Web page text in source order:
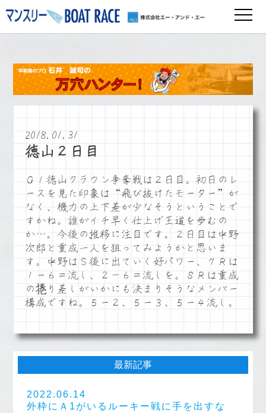
2018.01.31
徳山２日目
Ｇ１徳山クラウン争奪戦は２日目。初日のレ
ースを見た印象は“飛び抜けたモーター”が
なく、機力の上下差が少なそうということで
すかね。誰がイチ早く仕上げ王道を歩むの
か…。今後の推移に注目です。２日目は中野
次郎と重成一人を狙ってみようかと思いま
す。中野はＳ後に出ていく好パワー、７Ｒは
１ー６＝流し、２－６＝流しを。８Ｒは重成
の捲り差しがいかにも決まりそうなメンバー
構成ですね。５ー２、５ー３、５ー４流し。
最新記事
2022.06.14
外枠にＡ1がいるルーキー戦に手を出すな